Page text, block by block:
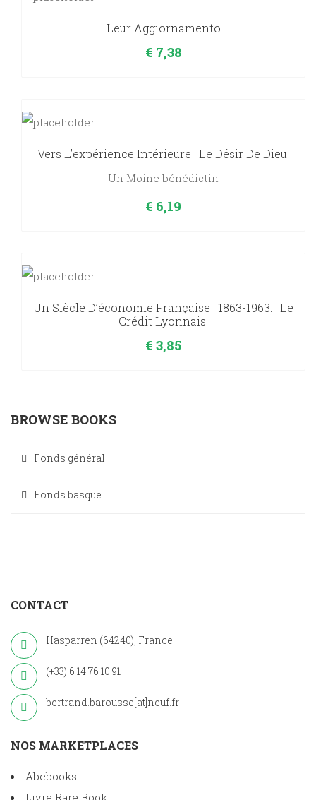
Leur Aggiornamento
€7,38
Vers L’expérience Intérieure : Le Désir De Dieu.
Un Moine bénédictin
€ 6,19
Un Siècle D’économie Française : 1863-1963. : Le
Crédit Lyonnais.
€ 3,85
BROWSE BOOKS
Fonds général
Fonds basque
CONTACT
Hasparren (64240), France
(+33) 6 14 76 10 91
bertrand.barousse[at]neuf.fr
NOS MARKETPLACES
Abebooks